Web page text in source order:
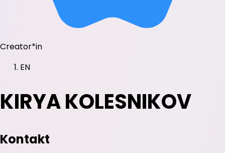
Creator*in
EN
KIRYA KOLESNIKOV
Kontakt